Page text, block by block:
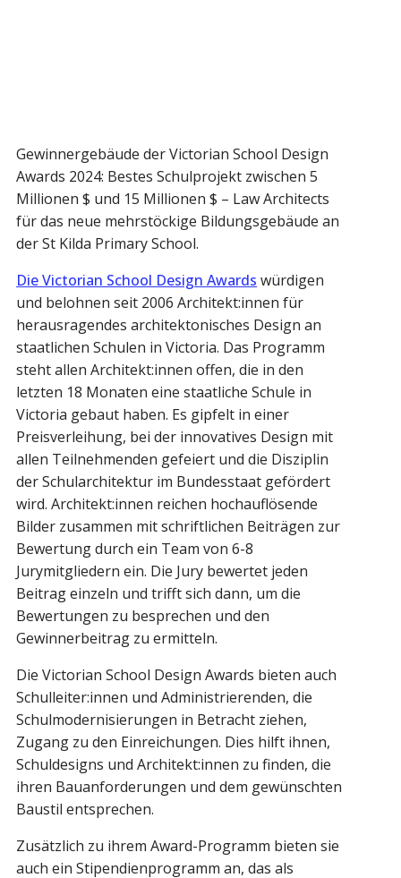
Gewinnergebäude der Victorian School Design
Awards 2024: Bestes Schulprojekt zwischen 5
Millionen $ und 15 Millionen $ – Law Architects
für das neue mehrstöckige Bildungsgebäude an
der St Kilda Primary School.
Die Victorian School Design Awards würdigen
und belohnen seit 2006 Architekt:innen für
herausragendes architektonisches Design an
staatlichen Schulen in Victoria. Das Programm
steht allen Architekt:innen offen, die in den
letzten 18 Monaten eine staatliche Schule in
Victoria gebaut haben. Es gipfelt in einer
Preisverleihung, bei der innovatives Design mit
allen Teilnehmenden gefeiert und die Disziplin
der Schularchitektur im Bundesstaat gefördert
wird. Architekt:innen reichen hochauflösende
Bilder zusammen mit schriftlichen Beiträgen zur
Bewertung durch ein Team von 6-8
Jurymitgliedern ein. Die Jury bewertet jeden
Beitrag einzeln und trifft sich dann, um die
Bewertungen zu besprechen und den
Gewinnerbeitrag zu ermitteln.
Die Victorian School Design Awards bieten auch
Schulleiter:innen und Administrierenden, die
Schulmodernisierungen in Betracht ziehen,
Zugang zu den Einreichungen. Dies hilft ihnen,
Schuldesigns und Architekt:innen zu finden, die
ihren Bauanforderungen und dem gewünschten
Baustil entsprechen.
Zusätzlich zu ihrem Award-Programm bieten sie
auch ein Stipendienprogramm an, das als